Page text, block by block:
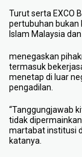
Turut serta EXCO
pertubuhan bukan
Islam Malaysia
menegaskan
termasuk
menetap di luar
pengadilan.
“Tanggungjawab
tidak
martabat institusi
katanya.